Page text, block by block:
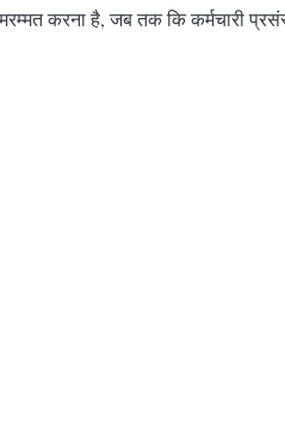
करना है, जब तक कि कर्मचारी